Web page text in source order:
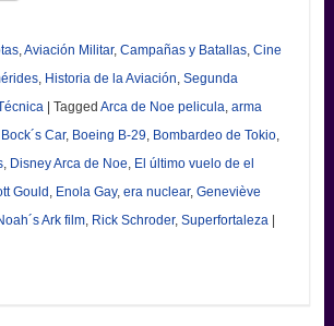
,Aviación Militar, Campañas y Batallas, Cine
, Historia de la Aviación, Segunda
Tagged Arca de Noe pelicula, arma
Bock´s Car, Boeing B-29, Bombardeo de Tokio,
, Disney Arca de Noe, El último vuelo de el
Gould , Enola Gay, era nuclear, Geneviève
Ark film, Rick Schroder, Superfortaleza